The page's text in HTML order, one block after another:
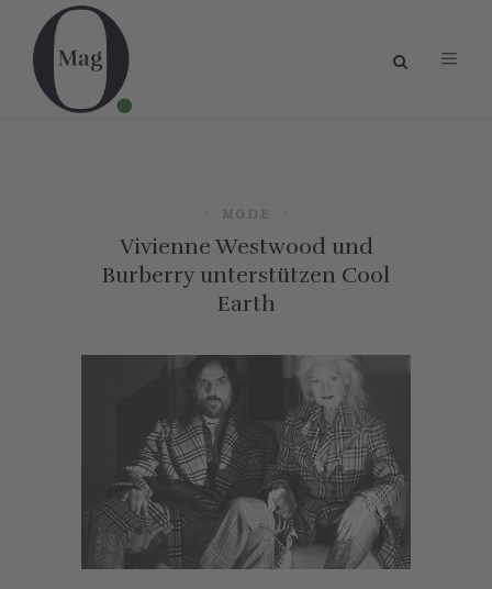
MODE
Vivienne Westwood und
Burberry unterstützen Cool
Earth